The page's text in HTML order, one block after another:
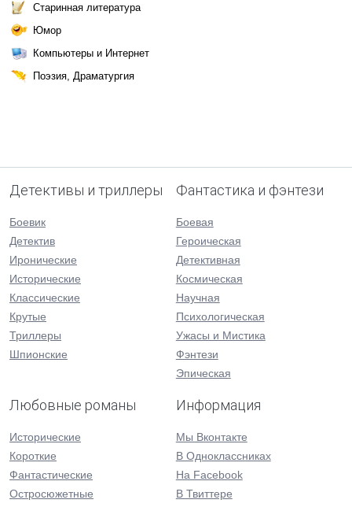
Старинная литература
Юмор
Компьютеры и Интернет
Поэзия, Драматургия
Детективы и триллеры
Боевик
Детектив
Иронические
Исторические
Классические
Крутые
Триллеры
Шпионские
Фантастика и фэнтези
Боевая
Героическая
Детективная
Космическая
Научная
Психологическая
Ужасы и Мистика
Фэнтези
Эпическая
Любовные романы
Исторические
Короткие
Фантастические
Остросюжетные
Информация
Мы Вконтакте
В Одноклассниках
На Facebook
В Твиттере